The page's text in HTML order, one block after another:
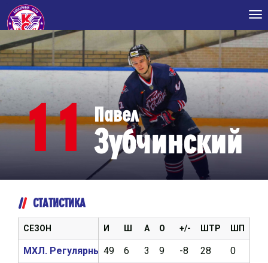
11 Павел
Зубчинский
СТАТИСТИКА
И Ш А О +/- ШТР ШП
49 6 3 9 -8 28 0
СЕЗОН
МХЛ. Регулярный чемпионат 2020/2021